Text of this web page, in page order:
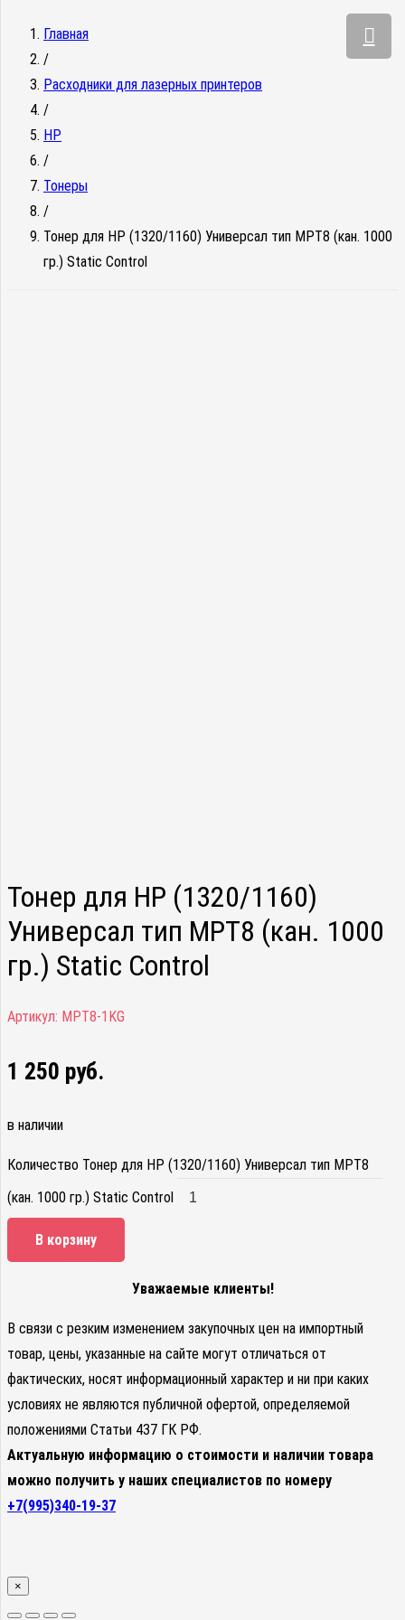
Главная
/
Расходники для лазерных принтеров
/
HP
/
Тонеры
/
Тонер для HP (1320/1160) Универсал тип MPT8 (кан. 1000
гр.) Static Control
Тонер для HP (1320/1160)
Универсал тип MPT8 (кан. 1000
гр.) Static Control
Артикул: MPT8-1KG
1 250 руб.
в наличии
Количество Тонер для HP (1320/1160) Универсал тип MPT8
(кан. 1000 гр.) Static Control
В корзину
Уважаемые клиенты!
В связи с резким изменением закупочных цен на импортный
товар, цены, указанные на сайте могут отличаться от
фактических, носят информационный характер и ни при каких
условиях не являются публичной офертой, определяемой
положениями Статьи 437 ГК РФ.
Актуальную информацию о стоимости и наличии товара
можно получить у наших специалистов по номеру
+7(995)340-19-37
×